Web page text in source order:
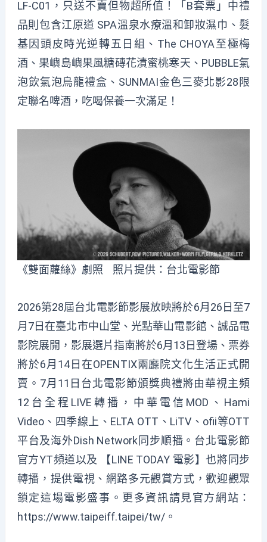
LF-C01，只送不賣但物超所值！「B套票」中禮
品則包含江原道 SPA溫泉水療溫和卸妝濕巾、髮
基因頭皮時光逆轉五日組、The CHOYA至極梅
酒、果嶼島嶼果風糖磚花漬蜜桃寒天、PUBBLE氣
泡飲氣泡烏龍禮盒、SUNMAI金色三麥北影28限
定聯名啤酒，吃喝保養一次滿足！
《雙面蘿絲》劇照 照片提供：台北電影節
2026第28屆台北電影節影展放映將於6月26日至7
月7日在臺北市中山堂、光點華山電影館、誠品電
影院展開，影展選片指南將於6月13日登場、票券
將於6月14日在OPENTIX兩廳院文化生活正式開
賣。7月11日台北電影節頒獎典禮將由華視主頻
12台全程LIVE轉播，中華電信MOD、Hami
Video、四季線上、ELTA OTT、LiTV、ofii等OTT
平台及海外Dish Network同步順播。台北電影節
官方YT頻道以及 【LINE TODAY 電影】也將同步
轉播，提供電視、網路多元觀賞方式，歡迎觀眾
鎖定這場電影盛事。更多資訊請見官方網站：
https://www.taipeiff.taipei/tw/。